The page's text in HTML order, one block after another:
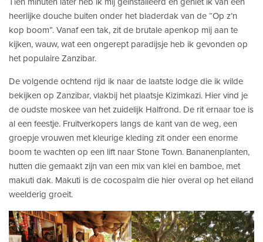
heerlijke douche buiten onder het bladerdak van de “Op z’n
kop boom”. Vanaf een tak, zit de brutale apenkop mij aan te
kijken, wauw, wat een ongerept paradijsje heb ik gevonden op
het populaire Zanzibar.
De volgende ochtend rijd ik naar de laatste lodge die ik wilde
bekijken op Zanzibar, vlakbij het plaatsje Kizimkazi. Hier vind je
de oudste moskee van het zuidelijk Halfrond. De rit ernaar toe is
al een feestje. Fruitverkopers langs de kant van de weg, een
groepje vrouwen met kleurige kleding zit onder een enorme
boom te wachten op een lift naar Stone Town. Bananenplanten,
hutten die gemaakt zijn van een mix van klei en bamboe, met
makuti dak. Makuti is de cocospalm die hier overal op het eiland
weelderig groeit.